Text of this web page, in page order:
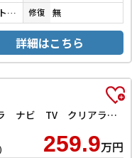
ブリリアントホワイトパール３コートパール 修復 無
詳細はこちら
ハイウェイスターV ETC 全周囲カメラ ナビ TV クリアランスソナー オートクルーズコントロール 衝突被害軽減システム 両側電動スライドドア オートライト LEDヘッドランプ スマートキー
259.9万円